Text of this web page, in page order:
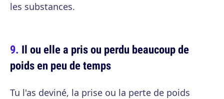
les substances.
Il ou elle a pris ou perdu beaucoup de
poids en peu de temps
Tu l'as deviné, la prise ou la perte de poids